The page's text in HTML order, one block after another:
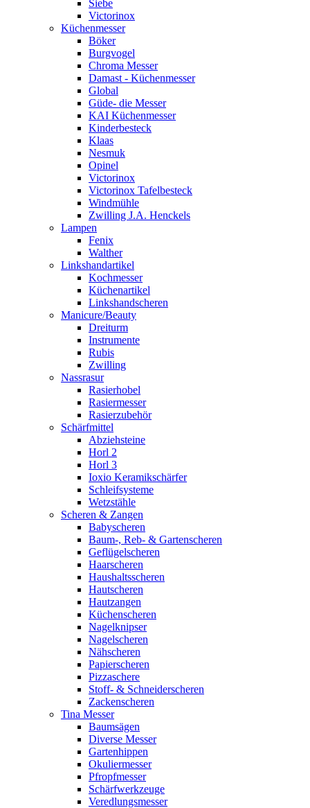
Siebe
Victorinox
Küchenmesser
Böker
Burgvogel
Chroma Messer
Damast - Küchenmesser
Global
Güde- die Messer
KAI Küchenmesser
Kinderbesteck
Klaas
Nesmuk
Opinel
Victorinox
Victorinox Tafelbesteck
Windmühle
Zwilling J.A. Henckels
Lampen
Fenix
Walther
Linkshandartikel
Kochmesser
Küchenartikel
Linkshandscheren
Manicure/Beauty
Dreiturm
Instrumente
Rubis
Zwilling
Nassrasur
Rasierhobel
Rasiermesser
Rasierzubehör
Schärfmittel
Abziehsteine
Horl 2
Horl 3
Ioxio Keramikschärfer
Schleifsysteme
Wetzstähle
Scheren & Zangen
Babyscheren
Baum-, Reb- & Gartenscheren
Geflügelscheren
Haarscheren
Haushaltsscheren
Hautscheren
Hautzangen
Küchenscheren
Nagelknipser
Nagelscheren
Nähscheren
Papierscheren
Pizzaschere
Stoff- & Schneiderscheren
Zackenscheren
Tina Messer
Baumsägen
Diverse Messer
Gartenhippen
Okuliermesser
Pfropfmesser
Schärfwerkzeuge
Veredlungsmesser